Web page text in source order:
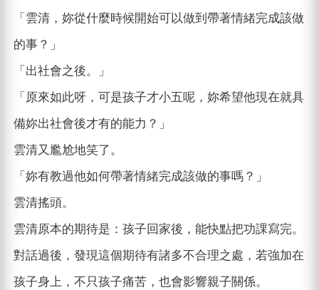
「雲清，妳從什麼時候開始可以做到帶著情緒完成該做
的事？」
「出社會之後。」
「原來如此呀，可是孩子才小五呢，妳希望他現在就具
備妳出社會後才有的能力？」
雲清又尷尬地笑了。
「妳有教過他如何帶著情緒完成該做的事嗎？」
雲清搖頭。
雲清原本的期待是：孩子回家後，能快點把功課寫完。
對話過後，發現這個期待有諸多不合理之處，若強加在
孩子身上，不只孩子痛苦，也會影響親子關係。